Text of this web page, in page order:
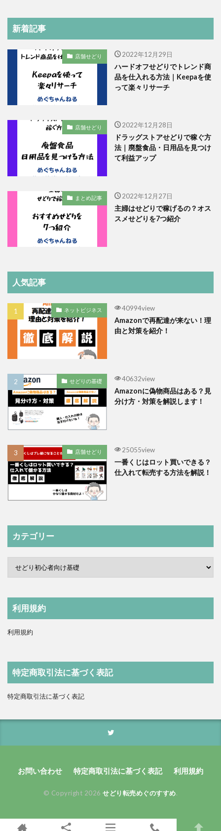
新着記事
店舗せどり 2022年12月29日
ハードオフせどりでトレンド商
品を仕入れる方法｜Keepaを使
って楽々リサーチ
店舗せどり 2022年12月28日
ドラッグストアせどりで稼ぐ方
法｜廃盤食品・日用品を見つけ
て利益アップ
まとめ記事 2022年12月27日
主婦はせどりで稼げるの？オス
スメせどりを7つ紹介
人気記事
ネットビジネス 40994view
Amazonで再配達が来ない！理
由と対策を紹介！
せどりの基礎 40632view
Amazonに偽物商品はある？見
分け方・対策を解説します！
店舗せどり 25055view
一番くじはロット買いできる？
仕入れて転売する方法を解説！
カテゴリー
利用規約
利用規約
特定商取引法に基づく表記
特定商取引法に基づく表記
お問い合わせ 特定商取引法に基づく表記 利用規約
© Copyright 2026せどり転売めぐのすすめ.